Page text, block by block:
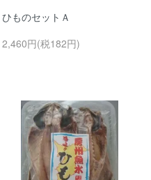
ひものセットＡ
2,460円(税182円)